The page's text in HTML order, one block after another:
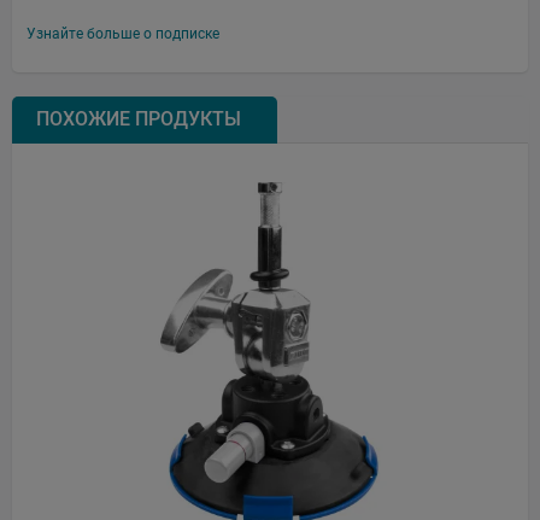
Узнайте больше о подписке
ПОХОЖИЕ ПРОДУКТЫ